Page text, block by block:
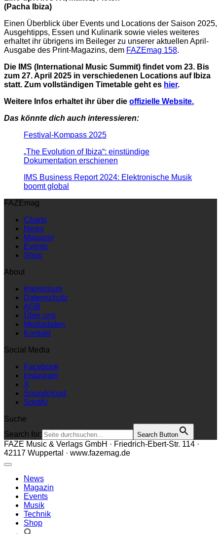
(Pacha Ibiza)
Einen Überblick über Events und Locations der Saison 2025,
Ausgehtipps, Essen und Kulinarik sowie vieles weiteres
erhaltet ihr übrigens im Beileger zu unserer aktuellen April-
Ausgabe des Print-Magazins, dem FAZEmag 158.
Die IMS (International Music Summit) findet vom 23. Bis
zum 27. April 2025 in verschiedenen Locations auf Ibiza
statt. Zum vollständigen Timetable geht es hier.
Weitere Infos erhaltet ihr über die offizielle Website.
Das könnte dich auch interessieren:
Festival-Kompass 2025
„The Evolution of Ibiza“: einstündige
Dokumentation erschienen
IMS Business Report 2024: Elektronische Musik
boomt global
FAZEmag
Charts
News
Magazin
Events
Shop
About
Impressum
Datenschutz
AGB
Über uns
Mediadaten
Kontakt
Social Media
Facebook
Instagram
X
Soundcloud
Spotify
Suche
Search for:
Search Button
FAZE Music & Verlags GmbH · Friedrich-Ebert-Str. 114 ·
42117 Wuppertal · www.fazemag.de
News
Magazin
Events
Musik
Technik
Shop